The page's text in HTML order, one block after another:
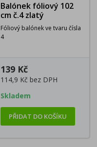
Balónek fóliový 102
cm č.4 zlatý
Fóliový balónek ve tvaru čísla
4
139 Kč
114,9 Kč bez DPH
Skladem
PŘIDAT DO KOŠÍKU